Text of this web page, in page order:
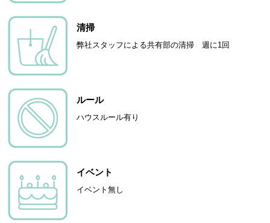
清掃
弊社スタッフによる共有部の清掃 週に1回
ルール
ハウスルール有り
イベント
イベント無し